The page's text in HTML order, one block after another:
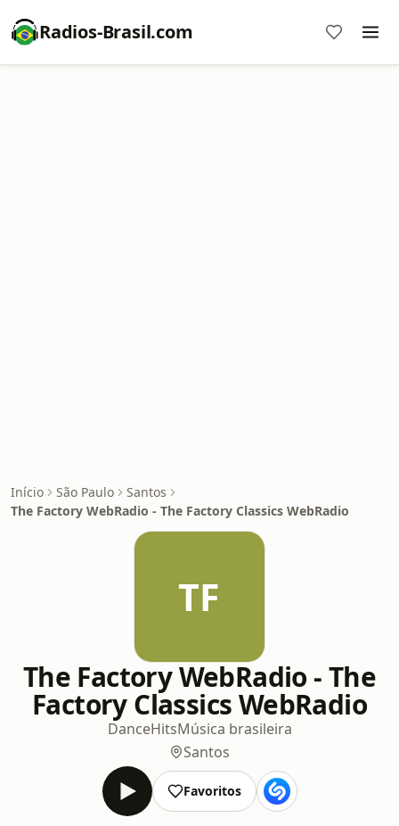
Radios-Brasil.com
Início São Paulo
Santos
The Factory WebRadio - The Factory Classics WebRadio
TF
The Factory WebRadio - The
Factory Classics WebRadio
DanceHitsMúsica brasileira
Santos
Favoritos